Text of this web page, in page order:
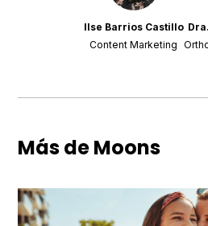
Ilse Barrios Castillo
Content Marketing
Más de Moons